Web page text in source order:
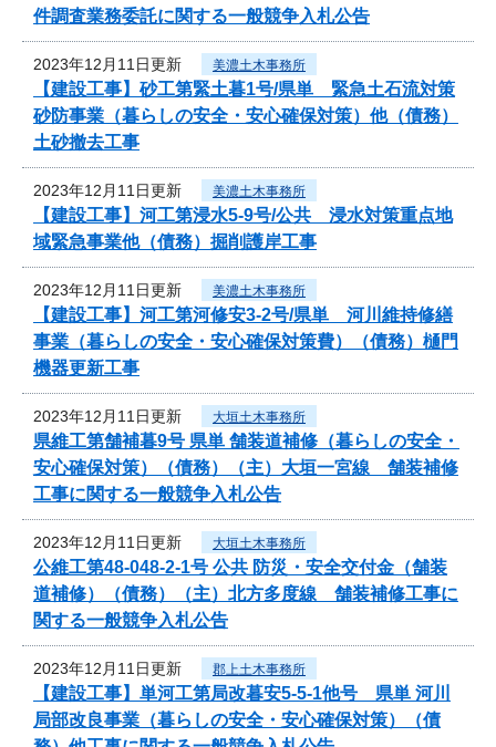
件調査業務委託に関する一般競争入札公告
2023年12月11日更新 美濃土木事務所
【建設工事】砂工第緊土暮1号/県単 緊急土石流対策
砂防事業（暮らしの安全・安心確保対策）他（債務）
土砂撤去工事
2023年12月11日更新 美濃土木事務所
【建設工事】河工第浸水5-9号/公共 浸水対策重点地
域緊急事業他（債務）掘削護岸工事
2023年12月11日更新 美濃土木事務所
【建設工事】河工第河修安3-2号/県単 河川維持修繕
事業（暮らしの安全・安心確保対策費）（債務）樋門
機器更新工事
2023年12月11日更新 大垣土木事務所
県維工第舗補暮9号 県単 舗装道補修（暮らしの安全・
安心確保対策）（債務）（主）大垣一宮線 舗装補修
工事に関する一般競争入札公告
2023年12月11日更新 大垣土木事務所
公維工第48-048-2-1号 公共 防災・安全交付金（舗装
道補修）（債務）（主）北方多度線 舗装補修工事に
関する一般競争入札公告
2023年12月11日更新 郡上土木事務所
【建設工事】単河工第局改暮安5-5-1他号 県単 河川
局部改良事業（暮らしの安全・安心確保対策）（債